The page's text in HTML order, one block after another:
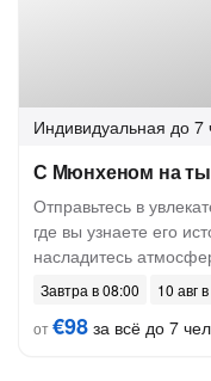
Индивидуальная до 7
С Мюнхеном на ты
Отправьтесь в
где вы узнаете его
насладитесь
Завтра в 08:00
10 авг
от€98 за всё до 7